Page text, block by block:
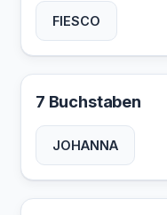
FIESCO
7 Buchstaben
JOHANNA